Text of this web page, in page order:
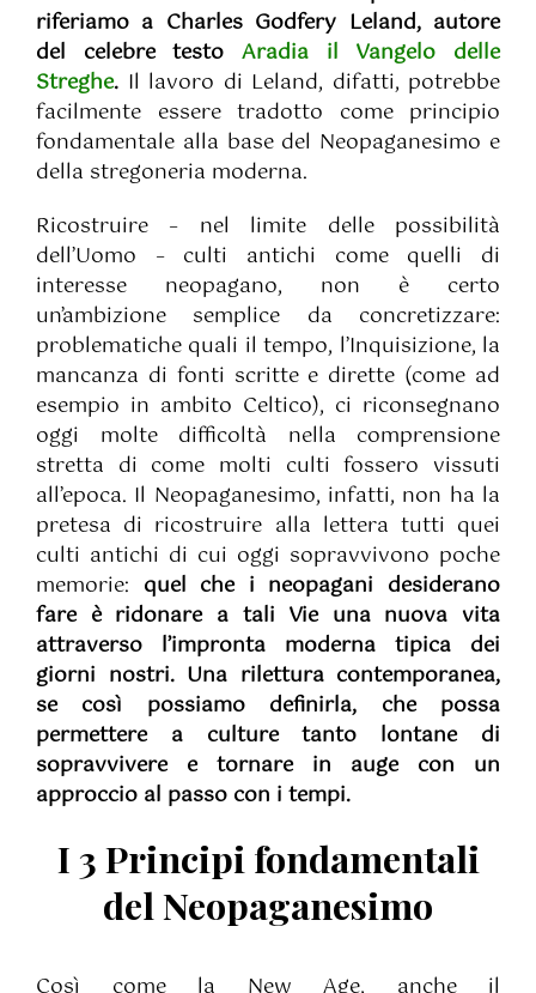
riferiamo a Charles Godfery Leland, autore
del celebre testo Aradia il Vangelo delle
Streghe. Il lavoro di Leland, difatti, potrebbe
facilmente essere tradotto come principio
fondamentale alla base del Neopaganesimo e
della stregoneria moderna.
Ricostruire – nel limite delle possibilità
dell’Uomo – culti antichi come quelli di
interesse neopagano, non è certo
un’ambizione semplice da concretizzare:
problematiche quali il tempo, l’Inquisizione, la
mancanza di fonti scritte e dirette (come ad
esempio in ambito Celtico), ci riconsegnano
oggi molte difficoltà nella comprensione
stretta di come molti culti fossero vissuti
all’epoca. Il Neopaganesimo, infatti, non ha la
pretesa di ricostruire alla lettera tutti quei
culti antichi di cui oggi sopravvivono poche
memorie: quel che i neopagani desiderano
fare è ridonare a tali Vie una nuova vita
attraverso l’impronta moderna tipica dei
giorni nostri. Una rilettura contemporanea,
se così possiamo definirla, che possa
permettere a culture tanto lontane di
sopravvivere e tornare in auge con un
approccio al passo con i tempi.
I 3 Principi fondamentali
del Neopaganesimo